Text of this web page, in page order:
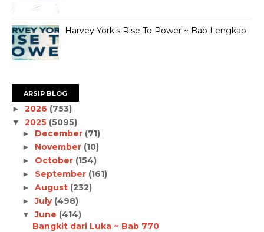
Harvey York's Rise To Power ~ Bab Lengkap
ARSIP BLOG
► 2026 (753)
▼ 2025 (5095)
► December (71)
► November (10)
► October (154)
► September (161)
► August (232)
►July (498)
▼June (414)
Bangkit dari Luka ~ Bab 770